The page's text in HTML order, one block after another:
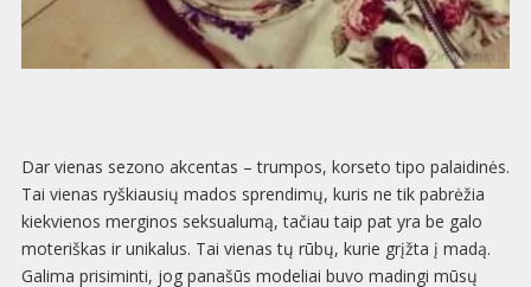
Dar vienas sezono akcentas – trumpos, korseto tipo palaidinės.
Tai vienas ryškiausių mados sprendimų, kuris ne tik pabrėžia
kiekvienos merginos seksualumą, tačiau taip pat yra be galo
moteriškas ir unikalus. Tai vienas tų rūbų, kurie grįžta į madą.
Galima prisiminti, jog panašūs modeliai buvo madingi mūsų